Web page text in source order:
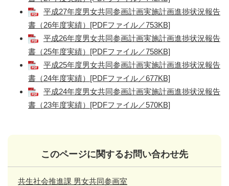
平成27年度男女共同参画計画実施計画進捗状況報告
書（26年度実績）[PDFファイル／753KB]
平成26年度男女共同参画計画実施計画進捗状況報告
書（25年度実績）[PDFファイル／758KB]
平成25年度男女共同参画計画実施計画進捗状況報告
書（24年度実績）[PDFファイル／677KB]
平成24年度男女共同参画計画実施計画進捗状況報告
書（23年度実績）[PDFファイル／570KB]
このページに関するお問い合わせ先
共生社会推進課 男女共同参画室